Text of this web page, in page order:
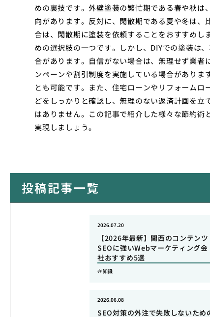
めの裏技です。外壁塗装の繁忙期である春や秋
向があります。反対に、閑散期である夏や冬は
合は、閑散期に塗装を依頼することをおすすめし
めの選択肢の一つです。しかし、DIYでの塗装は
合があります。自信がない場合は、無理せず業
ンペーンや割引制度を実施している場合があり
とも可能です。また、住宅ローンやリフォーム
どをしっかりと確認し、無理のない返済計画を
はありません。この記事で紹介した様々な節約
実現しましょう。
投稿記事一覧
【2026年最新】関西のコンテンツ
SEOに強いWebマーケティング会
社おすすめ5選
2026.07.20
知識
SEO対策の外注で失敗しないため
2026.06.08